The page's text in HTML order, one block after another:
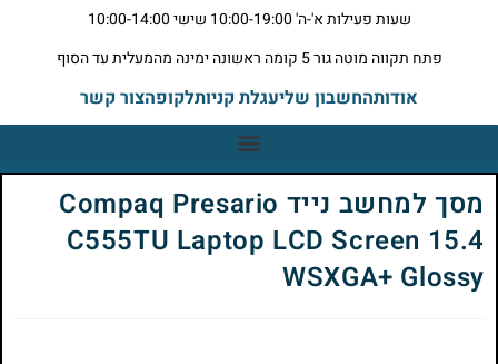
שעות פעילות א'-ה' 10:00-19:00 שישי 10:00-14:00
פתח תקווה מוטה גור 5 קומה ראשונה ימינה מהמעלית עד הסוף
אודותהחשבון שליעגלת קניותלקופהצור קשר
מסך למחשב נייד Compaq Presario
C555TU Laptop LCD Screen 15.4
WSXGA+ Glossy